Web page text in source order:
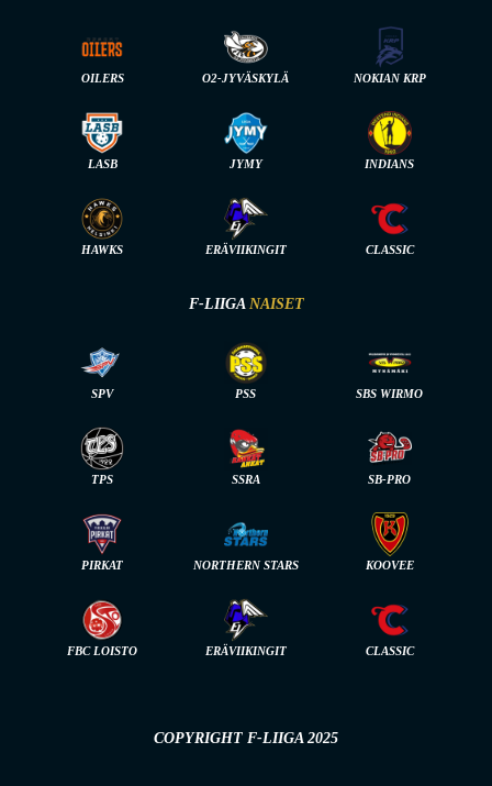
OILERS O2-JYVÄSKYLÄ NOKIAN KRP
LASB JYMY INDIANS
HAWKS ERÄVIIKINGIT CLASSIC
F-LIIGA NAISET
SPV PSS SBS WIRMO
TPS SSRA SB-PRO
PIRKAT NORTHERN STARS KOOVEE
FBC LOISTO ERÄVIIKINGIT CLASSIC
COPYRIGHT F-LIIGA 2025